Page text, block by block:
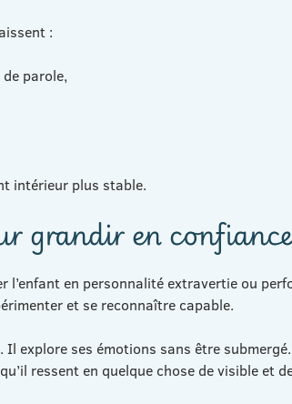
:
parole,
intérieur plus stable.
grandir en confiance
l’enfant en personnalité extravertie ou
et se reconnaître capable.
Il explore ses émotions sans être
ressent en quelque chose de visible et